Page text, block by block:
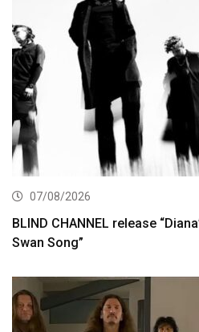
07/08/2026
BLIND CHANNEL release
Swan Song”